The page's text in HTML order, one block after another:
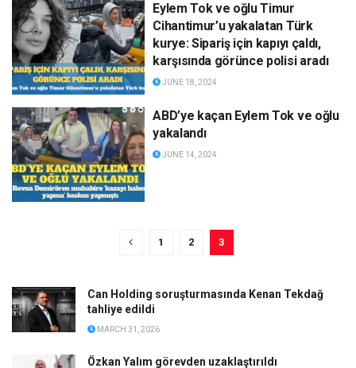
Eylem Tok ve oğlu Timur
Cihantimur’u yakalatan Türk
kurye: Sipariş için kapıyı çaldı,
karşısında görünce polisi aradı
JUNE 18, 2024
ABD’ye kaçan Eylem Tok ve oğlu
yakalandı
JUNE 14, 2024
1 2 3
Can Holding soruşturmasında Kenan Tekdağ
tahliye edildi
MARCH 31, 2026
Özkan Yalım görevden uzaklaştırıldı